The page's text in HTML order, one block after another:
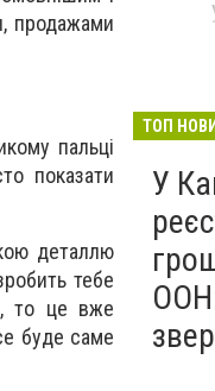
продажами
пальці
показати
деталлю
тебе
то це вже
буде саме
ТОП
У